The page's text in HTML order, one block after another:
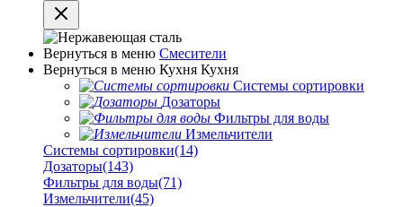
Вернуться в меню Смесители
Вернуться в меню Кухня Кухня
Системы сортировки
Дозаторы
Фильтры для воды
Измельчители
Системы сортировки(14)
Дозаторы(143)
Фильтры для воды(71)
Измельчители(45)